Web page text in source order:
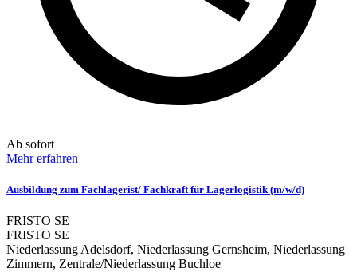
Ab sofort
Mehr erfahren
Ausbildung zum Fachlagerist/ Fachkraft für Lagerlogistik (m/w/d)
FRISTO SE
FRISTO SE
Niederlassung Adelsdorf, Niederlassung Gernsheim, Niederlassung
Zimmern, Zentrale/Niederlassung Buchloe